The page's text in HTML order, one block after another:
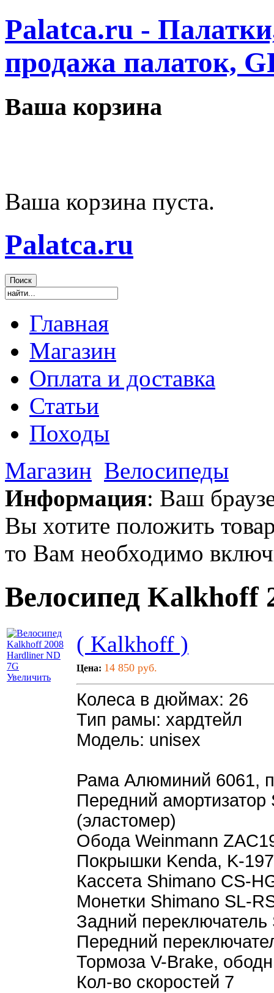
Palatca.ru -
продажа палаток,
Ваша корзина
Ваша корзина пуста.
Palatca.ru
Главная
Магазин
Оплата и доставка
Статьи
Походы
Магазин Велосипеды
Информация: Ваш
Вы хотите положить
то Вам необходимо
Велосипед Kalkhoff
Увеличить
( Kalkhoff )
Цена: 14 850 руб.
Колеса в дюймах: 26
Тип рамы: хардтейл
Модель: unisex
Рама Алюминий 6061,
Передний
(эластомер)
Обода Weinmann
Покрышки Kenda, K-
Кассета Shimano CS-
Монетки Shimano SL-
Задний
Передний
Тормоза V-Brake,
Кол-во скоростей 7